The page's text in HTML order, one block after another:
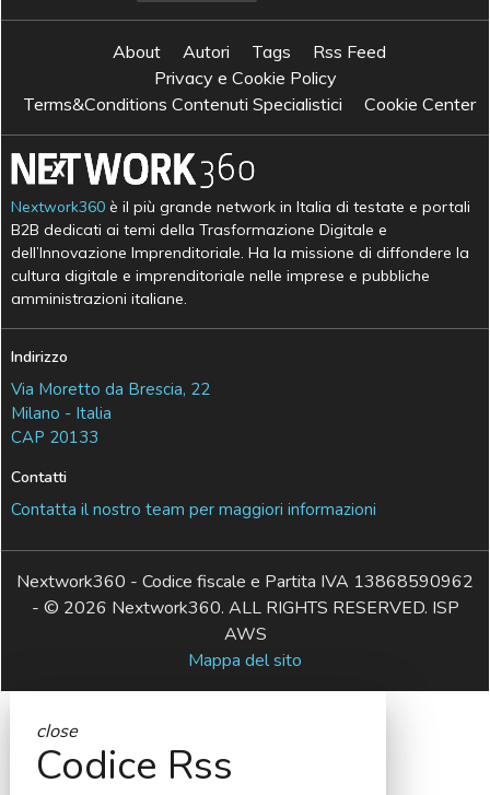
About Autori Tags
Rss Feed
Privacy e Cookie Policy
Terms&Conditions Contenuti Specialistici
Cookie Center
Nextwork360 è il più grande network in Italia di testate e portali
B2B dedicati ai temi della Trasformazione Digitale e
dell’Innovazione Imprenditoriale. Ha la missione di diffondere la
cultura digitale e imprenditoriale nelle imprese e pubbliche
amministrazioni italiane.
Indirizzo
Via Moretto da Brescia, 22
Milano - Italia
CAP 20133
Contatti
Contatta il nostro team per maggiori informazioni
Nextwork360 - Codice fiscale e Partita IVA 13868590962
- © 2026 Nextwork360. ALL RIGHTS RESERVED. ISP
AWS
Mappa del sito
close
Codice Rss